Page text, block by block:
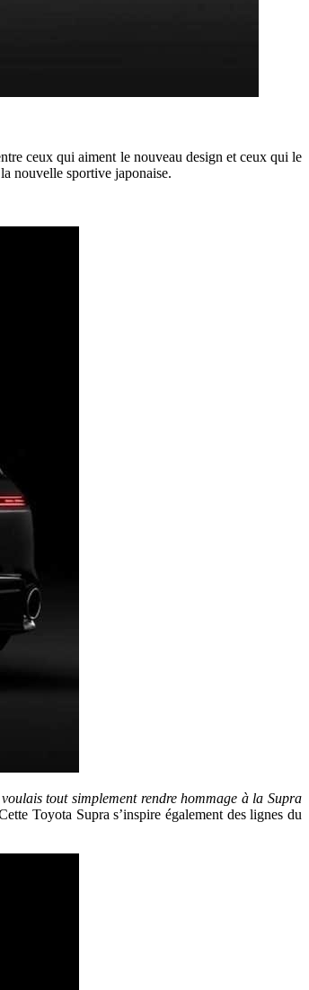
ceux qui aiment le nouveau design et ceux qui le
nouvelle sportive japonaise.
tout simplement rendre hommage à la Supra
Toyota Supra s’inspire également des lignes du